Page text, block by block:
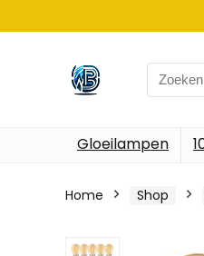
Search
for:
Gloeilampen
Home Shop